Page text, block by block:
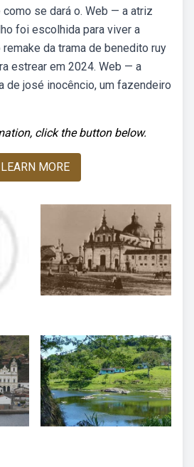
se dará o. Web — a atriz
foi escolhida para viver a
da trama de benedito ruy
estrear em 2024. Web — a
de josé inocêncio, um fazendeiro
click the button below.
LEARN MORE